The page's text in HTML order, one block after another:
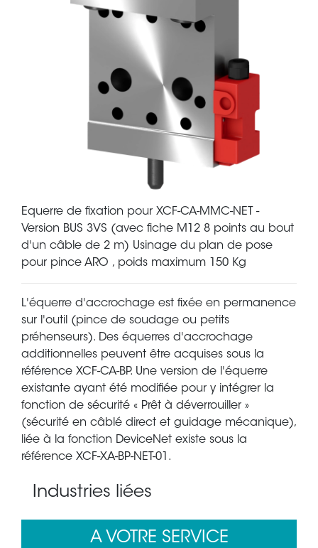
Equerre de fixation pour XCF-CA-MMC-NET -
Version BUS 3VS (avec fiche M12 8 points au bout
d'un câble de 2 m) Usinage du plan de pose
pour pince ARO , poids maximum 150 Kg
L'équerre d'accrochage est fixée en permanence
sur l'outil (pince de soudage ou petits
préhenseurs). Des équerres d'accrochage
additionnelles peuvent être acquises sous la
référence XCF-CA-BP. Une version de l'équerre
existante ayant été modifiée pour y intégrer la
fonction de sécurité « Prêt à déverrouiller »
(sécurité en câblé direct et guidage mécanique),
liée à la fonction DeviceNet existe sous la
référence XCF-XA-BP-NET-01.
Industries liées
A VOTRE SERVICE